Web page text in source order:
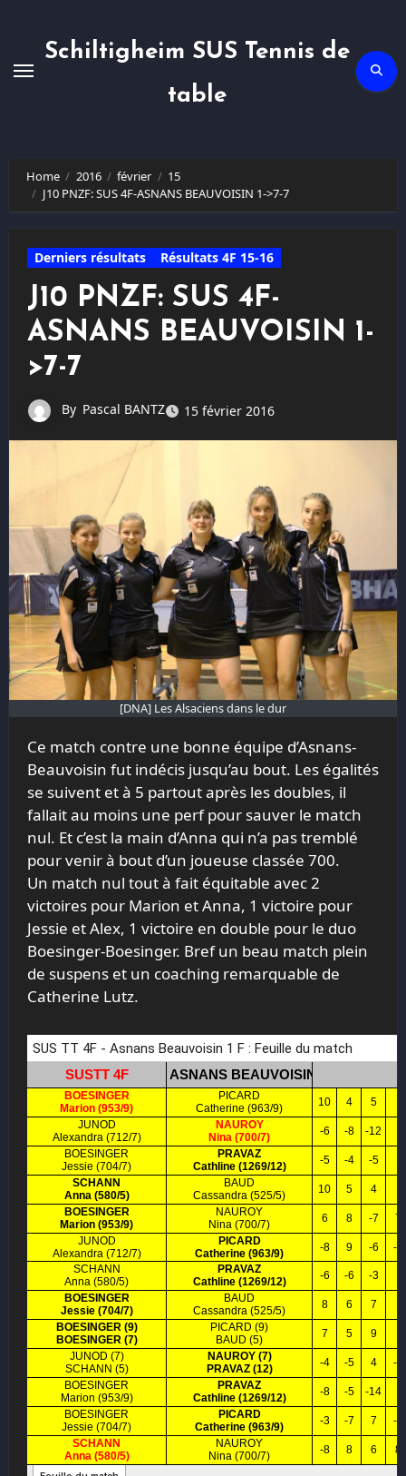
Schiltigheim SUS Tennis de
table
Home 2016 février
15
J10 PNZF: SUS 4F-ASNANS BEAUVOISIN 1->7-7
Derniers résultats Résultats 4F 15-16
J10 PNZF: SUS 4F-
ASNANS BEAUVOISIN 1-
>7-7
By Pascal BANTZ 15 février 2016
[DNA] Les Alsaciens dans le dur
Ce match contre une bonne équipe d’Asnans-
Beauvoisin fut indécis jusqu’au bout. Les égalités
se suivent et à 5 partout après les doubles, il
fallait au moins une perf pour sauver le match
nul. Et c’est la main d’Anna qui n’a pas tremblé
pour venir à bout d’un joueuse classée 700.
Un match nul tout à fait équitable avec 2
victoires pour Marion et Anna, 1 victoire pour
Jessie et Alex, 1 victoire en double pour le duo
Boesinger-Boesinger. Bref un beau match plein
de suspens et un coaching remarquable de
Catherine Lutz.